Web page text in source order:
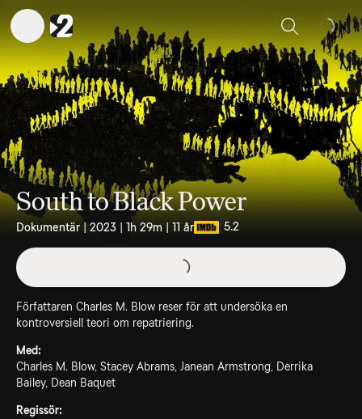
Sök
South to Black Power
Dokumentär | 2023 | 1h 29m | 11 år 5.2
Författaren Charles M. Blow reser för att undersöka en
kontroversiell teori om repatriering.
Med:
Charles M. Blow, Stacey Abrams, Janean Armstrong, Derrika
Bailey, Dean Baquet
Regissör: